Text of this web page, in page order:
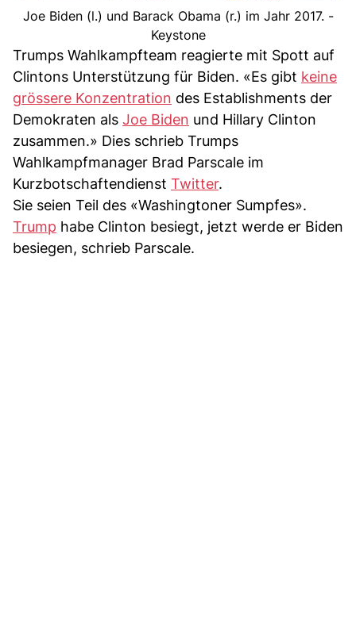
Joe Biden (l.) und Barack Obama (r.) im Jahr 2017. -
Keystone
Trumps Wahlkampfteam reagierte mit Spott auf
Clintons Unterstützung für Biden. «Es gibt keine
grössere Konzentration des Establishments der
Demokraten als Joe Biden und Hillary Clinton
zusammen.» Dies schrieb Trumps
Wahlkampfmanager Brad Parscale im
Kurzbotschaftendienst Twitter.
Sie seien Teil des «Washingtoner Sumpfes».
Trump habe Clinton besiegt, jetzt werde er Biden
besiegen, schrieb Parscale.